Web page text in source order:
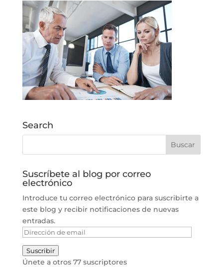
Search
Suscríbete al blog por correo
electrónico
Introduce tu correo electrónico para suscribirte a
este blog y recibir notificaciones de nuevas
entradas.
Dirección
de
email
Suscribir
Únete a otros 77 suscriptores